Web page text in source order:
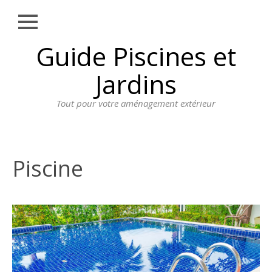
Guide Piscines et
Jardins
Tout pour votre aménagement extérieur
Close
AMÉNAGEMENT
EXTÉRIEUR
PLANTATIONS
SPA ET JACUZZI
TERRASSE
DOSSIER
Piscine